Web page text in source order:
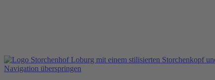
Navigation überspringen